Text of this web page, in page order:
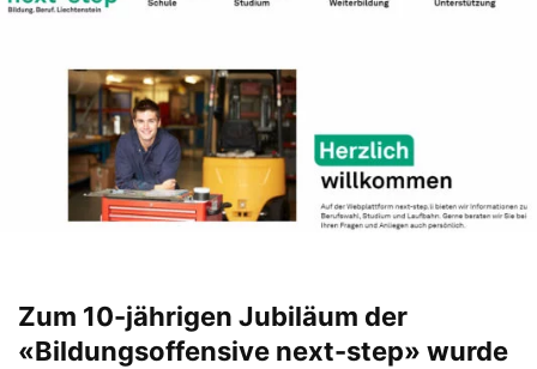
Zum 10-jährigen Jubiläum der
«Bildungsoffensive next-step» wurde